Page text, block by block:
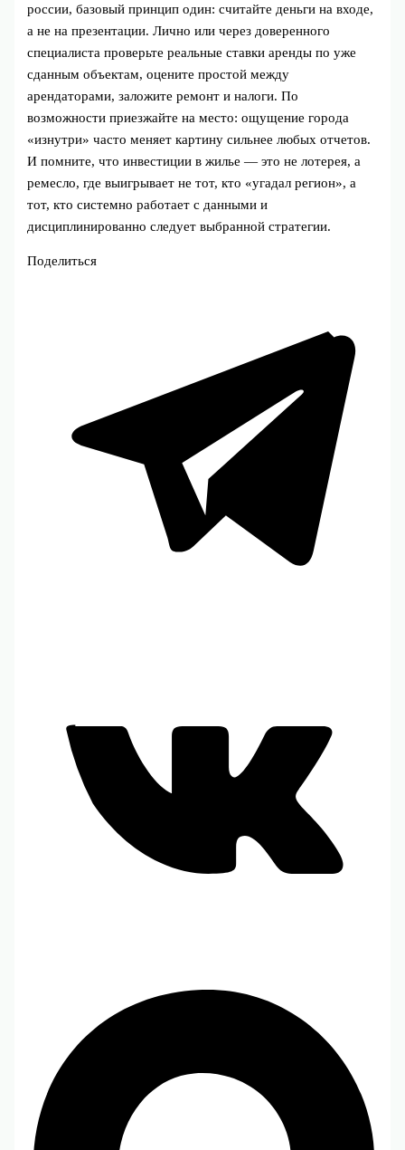
россии, базовый принцип один: считайте деньги на входе,
а не на презентации. Лично или через доверенного
специалиста проверьте реальные ставки аренды по уже
сданным объектам, оцените простой между
арендаторами, заложите ремонт и налоги. По
возможности приезжайте на место: ощущение города
«изнутри» часто меняет картину сильнее любых отчетов.
И помните, что инвестиции в жилье — это не лотерея, а
ремесло, где выигрывает не тот, кто «угадал регион», а
тот, кто системно работает с данными и
дисциплинированно следует выбранной стратегии.
Поделиться